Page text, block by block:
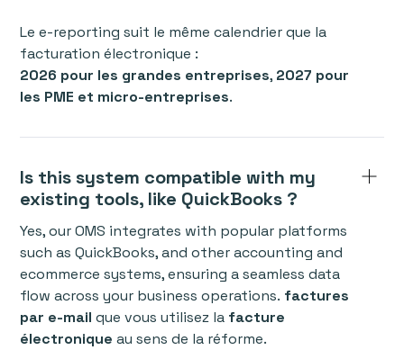
Le e-reporting suit le même calendrier que la
facturation électronique :
2026 pour les grandes entreprises, 2027 pour
les PME et micro-entreprises.
Is this system compatible with my
existing tools, like QuickBooks ?
Yes, our OMS integrates with popular platforms
such as QuickBooks, and other accounting and
ecommerce systems, ensuring a seamless data
flow across your business operations. factures
par e-mail que vous utilisez la facture
électronique au sens de la réforme.